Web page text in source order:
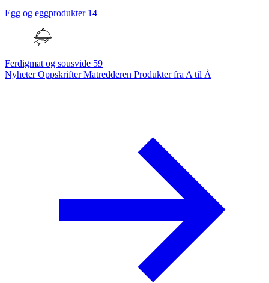
Egg og eggprodukter 14
Ferdigmat og sousvide 59
NyheterOppskrifterMatredderen Produkter fra A til Å